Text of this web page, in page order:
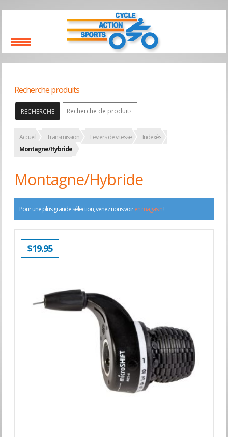
Recherche produits
RECHERCHE
Accueil Transmission Leviers de vitesse
Indexés
Montagne/Hybride
Montagne/Hybride
Pour une plus grande sélection, venez nous voiren magasin!
$19.95